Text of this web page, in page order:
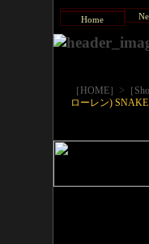
Home
［HOME］ > ［
ローレン)